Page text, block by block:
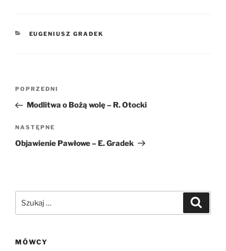
KATEGORIE
EUGENIUSZ GRADEK
Nawigacja
Poprzedni
wpis
POPRZEDNI
Modlitwa o Bożą wolę – R. Otocki
Następny
wpis
NASTĘPNE
Objawienie Pawłowe – E. Gradek
MÓWCY